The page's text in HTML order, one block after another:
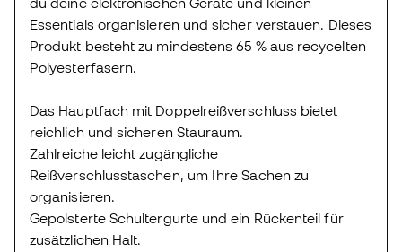
Essentials organisieren und sicher verstauen. Dieses
Produkt besteht zu mindestens 65 % aus recycelten
Polyesterfasern.
Das Hauptfach mit Doppelreißverschluss bietet
reichlich und sicheren Stauraum.
Zahlreiche leicht zugängliche
Reißverschlusstaschen, um Ihre Sachen zu
organisieren.
Gepolsterte Schultergurte und ein Rückenteil für
zusätzlichen Halt.